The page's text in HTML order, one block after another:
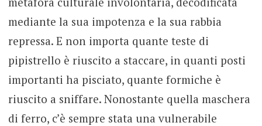
mediante la sua impotenza e la sua rabbia
repressa. E non importa quante teste di
pipistrello è riuscito a staccare, in quanti posti
importanti ha pisciato, quante formiche è
riuscito a sniffare. Nonostante quella maschera
di ferro, c’è sempre stata una vulnerabile